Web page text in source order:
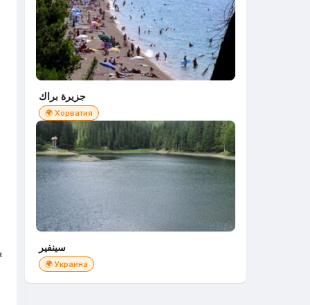
جزيرة براك
🌍 Хорватия
سينفير
🌍 Украина